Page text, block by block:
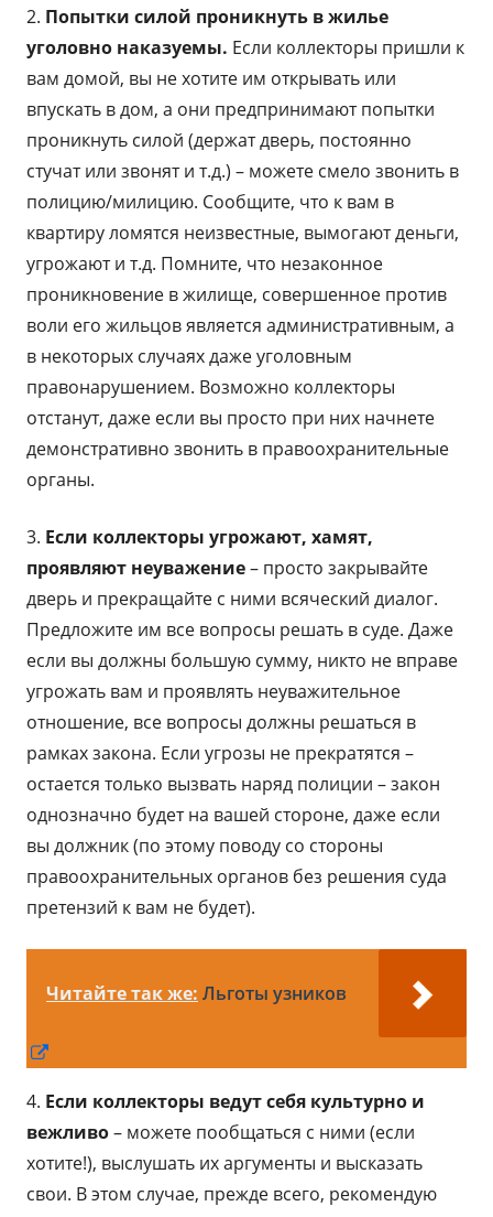
2. Попытки силой проникнуть в жилье
уголовно наказуемы. Если коллекторы пришли к
вам домой, вы не хотите им открывать или
впускать в дом, а они предпринимают попытки
проникнуть силой (держат дверь, постоянно
стучат или звонят и т.д.) – можете смело звонить в
полицию/милицию. Сообщите, что к вам в
квартиру ломятся неизвестные, вымогают деньги,
угрожают и т.д. Помните, что незаконное
проникновение в жилище, совершенное против
воли его жильцов является административным, а
в некоторых случаях даже уголовным
правонарушением. Возможно коллекторы
отстанут, даже если вы просто при них начнете
демонстративно звонить в правоохранительные
органы.
3. Если коллекторы угрожают, хамят,
проявляют неуважение– просто закрывайте
дверь и прекращайте с ними всяческий диалог.
Предложите им все вопросы решать в суде. Даже
если вы должны большую сумму, никто не вправе
угрожать вам и проявлять неуважительное
отношение, все вопросы должны решаться в
рамках закона. Если угрозы не прекратятся –
остается только вызвать наряд полиции – закон
однозначно будет на вашей стороне, даже если
вы должник (по этому поводу со стороны
правоохранительных органов без решения суда
претензий к вам не будет).
Читайте так же: Льготы узников
новом
окне
4. Если коллекторы ведут себя культурно и
вежливо– можете пообщаться с ними (если
хотите!), выслушать их аргументы и высказать
свои. В этом случае, прежде всего, рекомендую